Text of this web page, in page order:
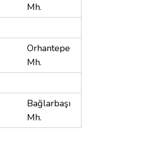
Mh.
Orhantepe
Mh.
Bağlarbaşı
Mh.